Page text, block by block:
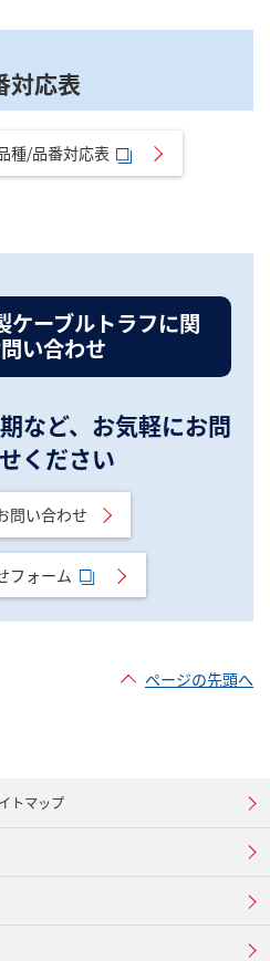
対応表
種/品番対応表
ケーブルトラフに関
い合わせ
など、お気軽にお問
ください
問い合わせ
フォーム
ページの先頭へ
トマップ